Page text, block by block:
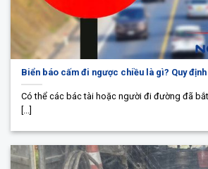
Biển báo cấm đi ngược chiều là gì? Quy
Có thể các bác tài hoặc người đi đường đã
[...]